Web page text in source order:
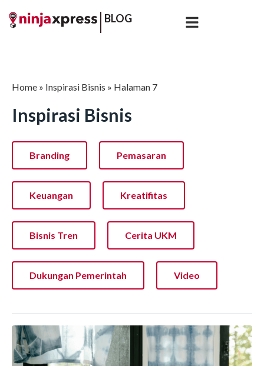
BLOG
Home » Inspirasi Bisnis » Halaman 7
Inspirasi Bisnis
Branding Pemasaran
Keuangan Kreatifitas
Bisnis Tren Cerita UKM
Dukungan Pemerintah Video